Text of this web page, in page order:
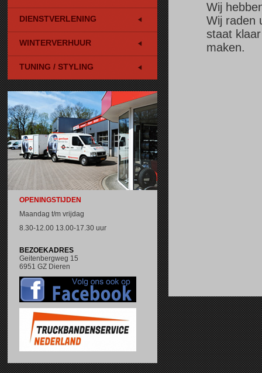
DIENSTVERLENING
WINTERVERHUUR
TUNING / STYLING
OPENINGSTIJDEN
Maandag t/m vrijdag
8.30-12.00 13.00-17.30 uur
BEZOEKADRES
Geitenbergweg 15
6951 GZ Dieren
Wij
Wij raden
staat
maken.